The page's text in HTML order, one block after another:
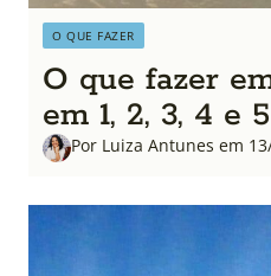
O QUE FAZER
O que fazer
em 1, 2, 3, 4 e
Por Luiza Antunes em